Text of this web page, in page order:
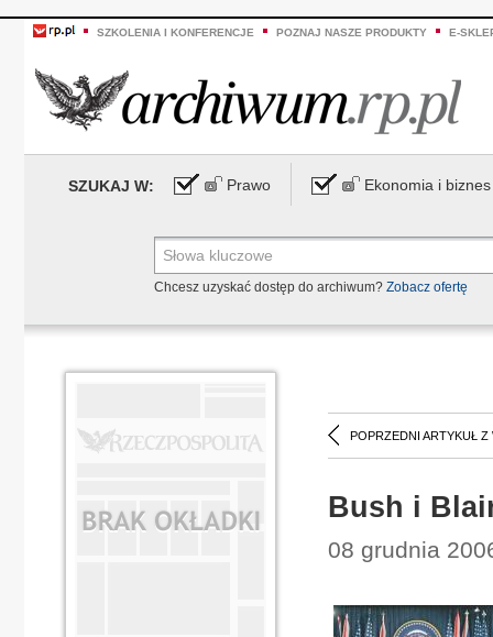
SZKOLENIA I KONFERENCJE POZNAJ NASZE PRODUKTY E-
SZUKAJ W: Prawo Ekonomia i biznes
Chcesz uzyskać dostęp do archiwum? Zobacz ofertę
POPRZEDNI ARTYKUŁ Z
Bush i
08 grudnia